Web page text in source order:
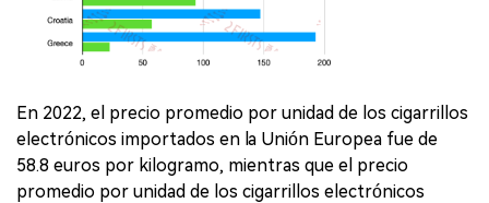
En 2022, el precio promedio por unidad de los cigarrillos
electrónicos importados en la Unión Europea fue de
58.8 euros por kilogramo, mientras que el precio
promedio por unidad de los cigarrillos electrónicos